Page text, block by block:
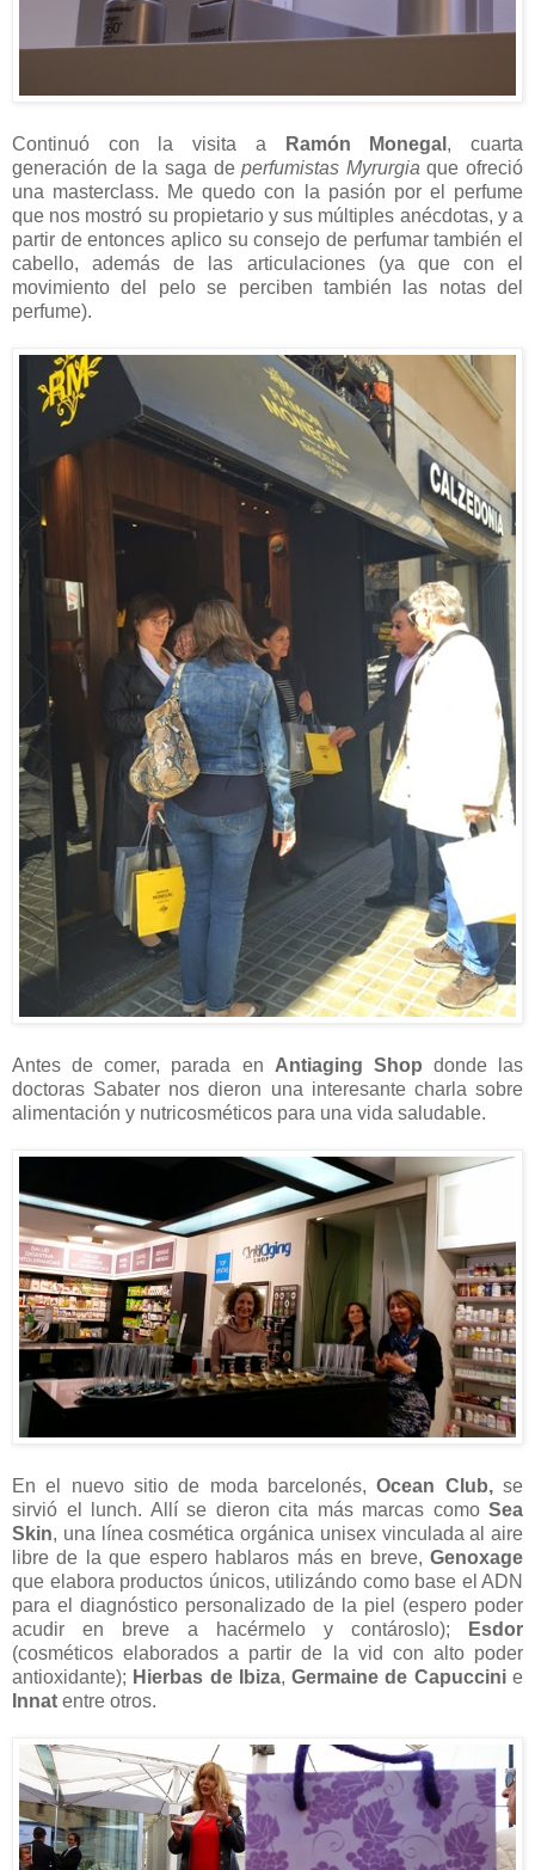
Continuó con la visita a Ramón Monegal , cuarta
generación de la saga deperfumistas Myrurgiaque ofreció
una masterclass. Me quedo con la pasión por el perfume
que nos mostró su propietario y sus múltiples anécdotas, y a
partir de entonces aplico su consejo de perfumar también el
cabello, además de las articulaciones (ya que con el
movimiento del pelo se perciben también las notas del
perfume).
Antes de comer, parada en Antiaging Shop donde las
doctoras Sabater nos dieron una interesante charla sobre
alimentación y nutricosméticos para una vida saludable.
En el nuevo sitio de moda barcelonés,Ocean Club,se
sirvió el lunch. Allí se dieron cita más marcas como Sea
Skin, una línea cosmética orgánica unisex vinculada al aire
libre de la que espero hablaros más en breve, Genoxage
que elabora productos únicos, utilizándo como base el ADN
para el diagnóstico personalizado de la piel (espero poder
acudir en breve a hacérmelo y contároslo);
Esdor
(cosméticos elaborados a partir de la vid con alto poder
antioxidante); Hierbas de Ibiza,Germaine de Capuccinie
Innat entre otros.